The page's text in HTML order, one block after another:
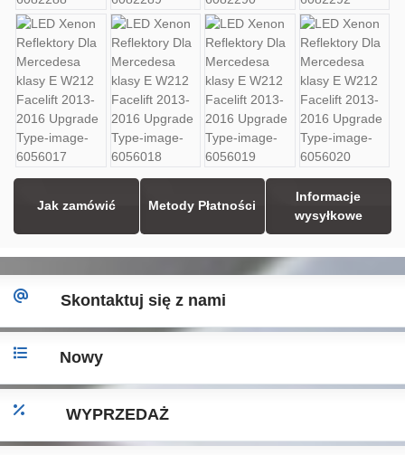
Jak zamówić Metody Płatności
Informacje
wysyłkowe
Skontaktuj się z nami
Nowy
WYPRZEDAŻ